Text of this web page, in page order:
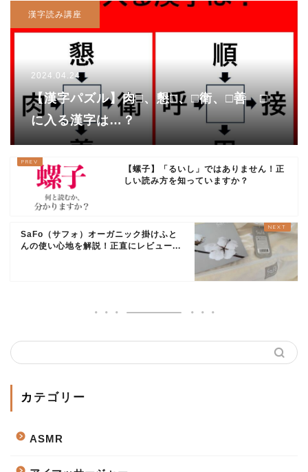
漢字読み講座
2024.04.24
【漢字パズル】肉□、懇□、□衛、□善 □
に入る漢字は…？
【螺子】「るいし」ではありません！正
しい読み方を知っていますか？
SaFo（サフォ）オーガニック掛けふと
んの使い心地を解説！正直にレビュー...
カテゴリー
ASMR